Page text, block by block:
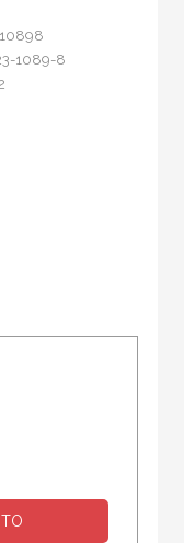
1089-8